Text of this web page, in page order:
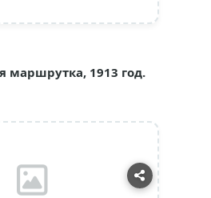
маршрутка, 1913 год.